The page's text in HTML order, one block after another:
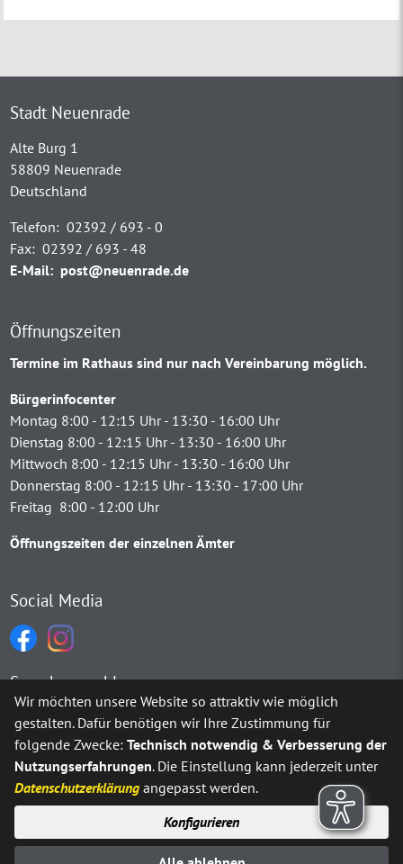
Stadt Neuenrade
Alte Burg 1
58809 Neuenrade
Deutschland
Telefon: 02392 / 693 - 0
Fax: 02392 / 693 - 48
E-Mail: post@neuenrade.de
Öffnungszeiten
Termine im Rathaus sind nur nach Vereinbarung möglich.
Bürgerinfocenter
Montag 8:00 - 12:15 Uhr - 13:30 - 16:00 Uhr
Dienstag 8:00 - 12:15 Uhr - 13:30 - 16:00 Uhr
Mittwoch 8:00 - 12:15 Uhr - 13:30 - 16:00 Uhr
Donnerstag 8:00 - 12:15 Uhr - 13:30 - 17:00 Uhr
Freitag 8:00 - 12:00 Uhr
Öffnungszeiten der einzelnen Ämter
Social Media
Sprachauswahl
Möchten Sie vonGoogle Translate bereitgestellte externe
Ja Immer
Impressum Datenschutz
Wir möchten unsere Website so attraktiv wie möglich
gestalten. Dafür benötigen wir Ihre Zustimmung für
folgende Zwecke:Technisch notwendig & Verbesserung der
Nutzungserfahrungen. Die Einstellung kann jederzeit unter
Datenschutzerklärung angepasst werden.
Konfigurieren